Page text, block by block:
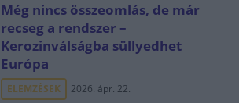
Még nincs összeomlás, de már
recseg a rendszer –
Kerozinválságba süllyedhet
Európa
ELEMZÉSEK 2026. ápr. 22.